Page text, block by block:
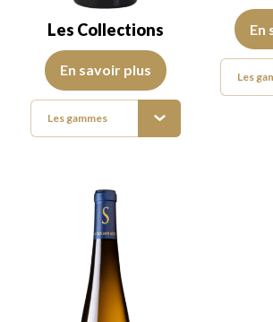
Les Collections
Schlumberger se décline avec ses
En savoir plus
Les gammes
Les
En
Les